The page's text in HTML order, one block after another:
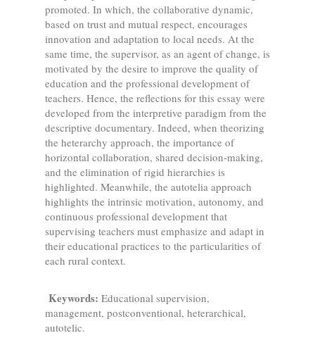
promoted. In which, the collaborative dynamic,
based on trust and mutual respect, encourages
innovation and adaptation to local needs. At the
same time, the supervisor, as an agent of change, is
motivated by the desire to improve the quality of
education and the professional development of
teachers. Hence, the reflections for this essay were
developed from the interpretive paradigm from the
descriptive documentary. Indeed, when theorizing
the heterarchy approach, the importance of
horizontal collaboration, shared decision-making,
and the elimination of rigid hierarchies is
highlighted. Meanwhile, the autotelia approach
highlights the intrinsic motivation, autonomy, and
continuous professional development that
supervising teachers must emphasize and adapt in
their educational practices to the particularities of
each rural context.
Keywords: Educational supervision,
management, postconventional, heterarchical,
autotelic.